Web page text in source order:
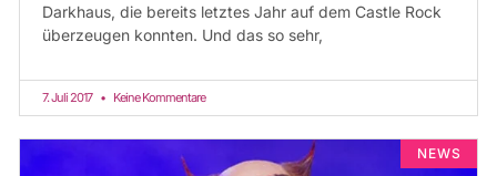
Darkhaus, die bereits letztes Jahr auf dem Castle Rock
überzeugen konnten. Und das so sehr,
7. Juli 2017 Keine Kommentare
NEWS